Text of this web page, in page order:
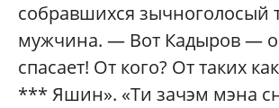
собравшихся зычноголосый
мужчина. — Вот Кадыров —
спасает! От кого? От таких
*** Яшин». «Ти зачэм мэна